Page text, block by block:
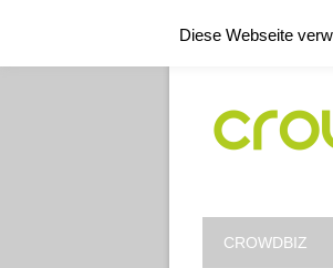
CROWDBIZ
Diese Webseite